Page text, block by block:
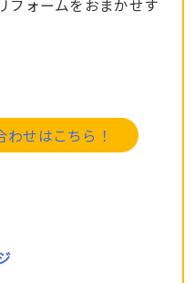
フォームをおまかせす
せはこちら！